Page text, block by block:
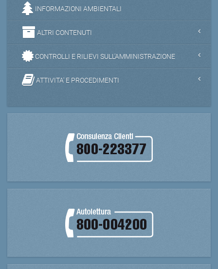
INFORMAZIONI AMBIENTALI
ALTRI CONTENUTI
CONTROLLI E RILIEVI SULL'AMMINISTRAZIONE
ATTIVITA' E PROCEDIMENTI